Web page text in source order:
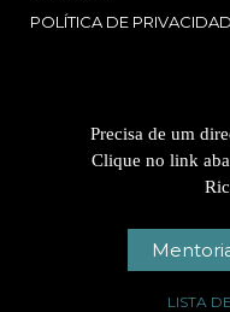
POLÍTICA DE
Precisa de um
Clique no link
LISTA